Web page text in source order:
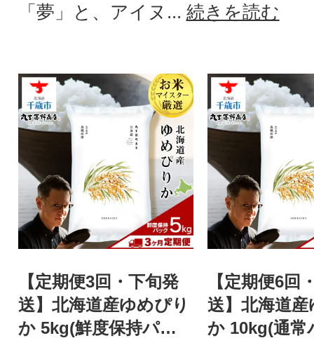
「夢」と、アイヌ... 続きを読む
【定期便3回・下旬発
送】北海道産ゆめぴり
か 5kg(鮮度保持パッ
【定期便6回
送】北海道
か 10kg(通常